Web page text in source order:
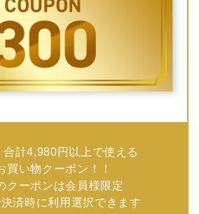
合計4,980円以上で使える
買い物クーポン！！
クーポンは会員様限定
済時に利用選択できます